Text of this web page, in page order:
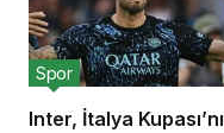
Inter, İtalya Kupası’nı
Spor